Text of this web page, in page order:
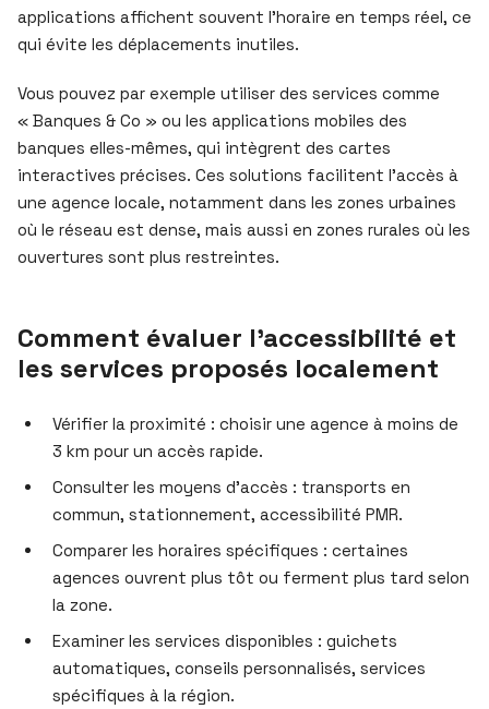
applications affichent souvent l’horaire en temps réel, ce
qui évite les déplacements inutiles.
Vous pouvez par exemple utiliser des services comme
« Banques & Co » ou les applications mobiles des
banques elles-mêmes, qui intègrent des cartes
interactives précises. Ces solutions facilitent l’accès à
une agence locale, notamment dans les zones urbaines
où le réseau est dense, mais aussi en zones rurales où les
ouvertures sont plus restreintes.
Comment évaluer l’accessibilité et
les services proposés localement
Vérifier la proximité : choisir une agence à moins de
3 km pour un accès rapide.
Consulter les moyens d’accès : transports en
commun, stationnement, accessibilité PMR.
Comparer les horaires spécifiques : certaines
agences ouvrent plus tôt ou ferment plus tard selon
la zone.
Examiner les services disponibles : guichets
automatiques, conseils personnalisés, services
spécifiques à la région.